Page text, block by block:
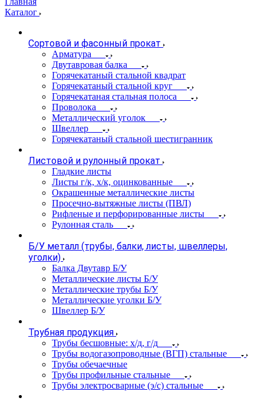
Каталог
Сортовой и фасонный прокат
Арматура
Двутавровая балка
Горячекатаный стальной квадрат
Горячекатаный стальной круг
Горячекатаная стальная полоса
Проволока
Металлический уголок
Швеллер
Горячекатаный стальной шестигранник
Листовой и рулонный прокат
Гладкие листы
Листы г/к, х/к, оцинкованные
Окрашенные металлические листы
Просечно-вытяжные листы (ПВЛ)
Рифленые и перфорированные листы
Рулонная сталь
Б/У металл (трубы, балки, листы, швеллеры,
уголки)
Балка Двутавр Б/У
Металлические листы Б/У
Металлические трубы Б/У
Металлические уголки Б/У
Швеллер Б/У
Трубная продукция
Трубы бесшовные: х/д, г/д
Трубы водогазопроводные (ВГП) стальные
Трубы обечаечные
Трубы профильные стальные
Трубы электросварные (э/с) стальные